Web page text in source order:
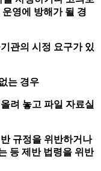
영에 방해가 될 경
관의 시정 요구가 있
는 경우
려 놓고 파일 자료실
규정을 위반하거나
등 제반 법령을 위반